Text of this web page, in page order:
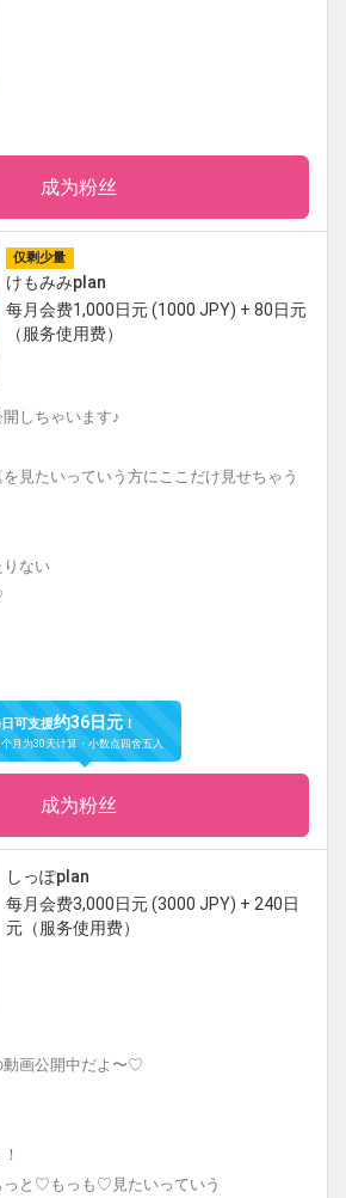
成为粉丝
仅剩少量
けもみみplan
每月会费1,000日元 (1000 JPY) + 80日元
（服务使用费）
しちゃいます♪
見たいっていう方にここだけ見せちゃう
りない
可支援约36日元 ！
个月为30天计算・小数点四舍五入
成为粉丝
しっぽplan
每月会费3,000日元 (3000 JPY) + 240日
元（服务使用费）
動画公開中だよ〜♡
っと♡もっも♡見たいっていう